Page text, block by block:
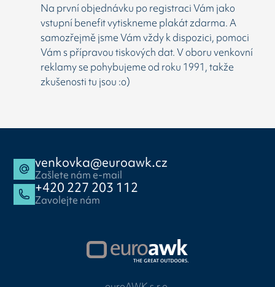
Na první objednávku po registraci Vám jako
vstupní benefit vytiskneme plakát zdarma. A
samozřejmě jsme Vám vždy k dispozici, pomoci
Vám s přípravou tiskových dat. V oboru venkovní
reklamy se pohybujeme od roku 1991, takže
zkušenosti tu jsou :o)
venkovka@euroawk.cz
Zašlete nám e-mail
+420 227 203 112
Zavolejte nám